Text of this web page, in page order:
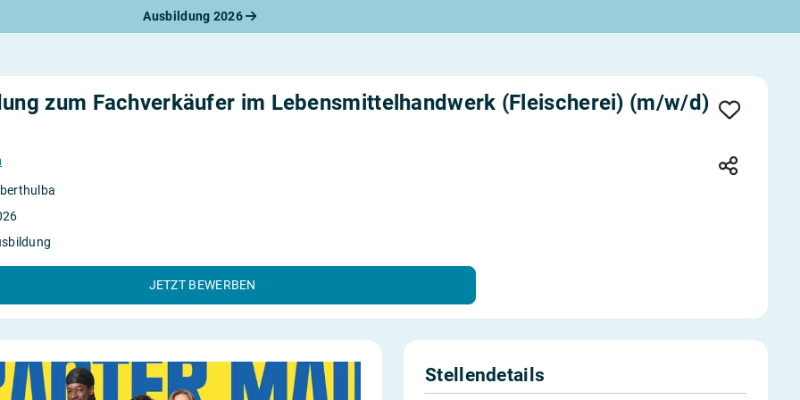
Ausbildung 2026
Bewerbung
zum Fachverkäufer im Lebensmittelhandwerk (Fleischerei) (m/w/d)
JETZT BEWERBEN
Stellendetails